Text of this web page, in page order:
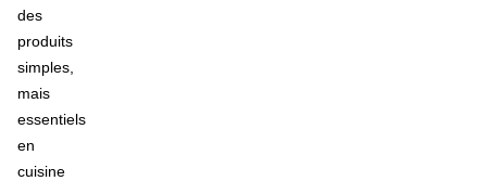
des
produits
simples,
mais
essentiels
en
cuisine